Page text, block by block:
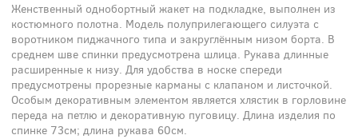
Женственный однобортный жакет на подкладке, выполнен из
костюмного полотна. Модель полуприлегающего силуэта с
воротником пиджачного типа и закруглённым низом борта. В
среднем шве спинки предусмотрена шлица. Рукава длинные
расширенные к низу. Для удобства в носке спереди
предусмотрены прорезные карманы с клапаном и листочкой.
Особым декоративным элементом является хлястик в горловине
переда на петлю и декоративную пуговицу. Длина изделия по
спинке 73см; длина рукава 60см.